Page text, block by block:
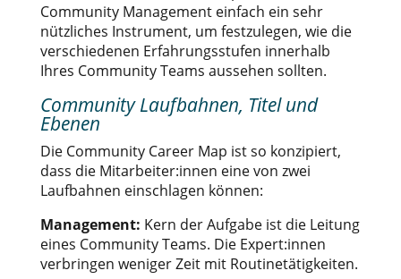
Community Management einfach ein sehr
nützliches Instrument, um festzulegen, wie die
verschiedenen Erfahrungsstufen innerhalb
Ihres Community Teams aussehen sollten.
Community Laufbahnen, Titel und
Ebenen
Die Community Career Map ist so konzipiert,
dass die Mitarbeiter:innen eine von zwei
Laufbahnen einschlagen können:
Management: Kern der Aufgabe ist die Leitung
eines Community Teams. Die Expert:innen
verbringen weniger Zeit mit Routinetätigkeiten.